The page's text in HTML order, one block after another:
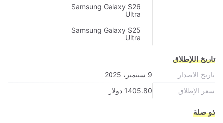
Samsung Galaxy S26
Ultra
Samsung Galaxy S25
Ultra
تاريخ اللإطلاق
تاريخ الاصدار
9 سبتمبر، 2025
سعر الإطلاق
1405.80 دولار
ذو صلة